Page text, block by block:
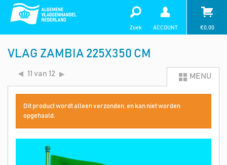
Zoek ACCOUNT €0,00
VLAG ZAMBIA 225X350 CM
11 van 12 MENU
Dit product wordt alleen verzonden, en kan niet worden
opgehaald.